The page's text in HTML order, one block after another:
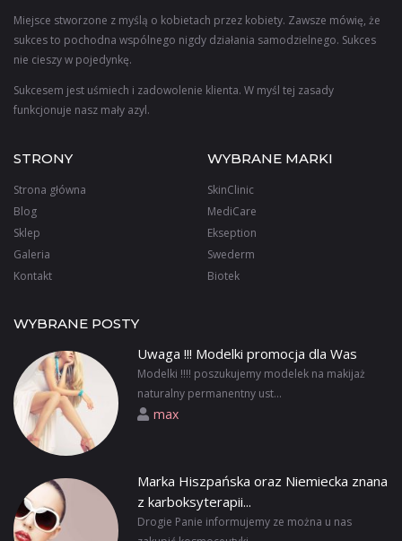
Miejsce stworzone z myślą o kobietach przez kobiety. Zawsze mówię, że
sukces to pochodna wspólnego nigdy działania samodzielnego. Sukces
nie cieszy w pojedynkę.
Sukcesem jest uśmiech i zadowolenie klienta. W myśl tej zasady
funkcjonuje nasz mały azyl.
STRONY
Strona główna
Blog
Sklep
Galeria
Kontakt
WYBRANE POSTY
Uwaga !!! Modelki promocja dla Was
Modelki !!!! poszukujemy modelek na makijaż
naturalny permanentny ust...
max
Marka Hiszpańska oraz Niemiecka znana
z karboksyterapii...
Drogie Panie informujemy ze można u nas
WYBRANE MARKI
SkinClinic
MediCare
Ekseption
Swederm
Biotek